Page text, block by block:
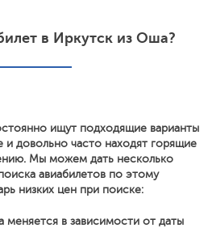
в Иркутск из Оша?
ищут подходящие варианты
и довольно часто находят горящие
Мы можем дать несколько
авиабилетов по этому
низких цен при поиске:
меняется в зависимости от даты